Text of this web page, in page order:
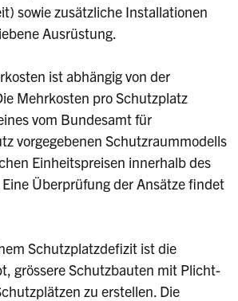
sowie zusätzliche Installationen
Ausrüstung.
ist abhängig von der
Mehrkosten pro Schutzplatz
vom Bundesamt für
vorgegebenen Schutzraummodells
Einheitspreisen innerhalb des
Überprüfung der Ansätze findet
Schutzplatzdefizit ist die
grössere Schutzbauten mit Plicht-
zu erstellen. Die